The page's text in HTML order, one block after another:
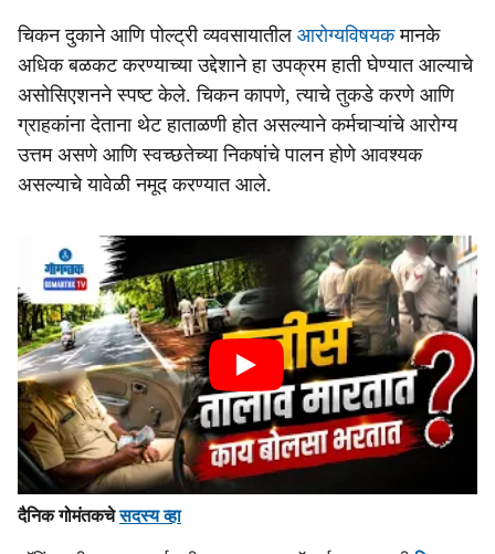
चिकन दुकाने आणि पोल्ट्री व्यवसायातील आरोग्यविषयकमानके
अधिक बळकट करण्याच्या उद्देशाने हा उपक्रम हाती घेण्यात आल्याचे
असोसिएशनने स्पष्ट केले. चिकन कापणे, त्याचे तुकडे करणे आणि
ग्राहकांना देताना थेट हाताळणी होत असल्याने कर्मचाऱ्यांचे आरोग्य
उत्तम असणे आणि स्वच्छतेच्या निकषांचे पालन होणे आवश्यक
असल्याचे यावेळी नमूद करण्यात आले.
दैनिक गोमंतकचेसदस्य व्हा